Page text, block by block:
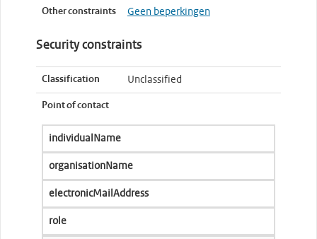
Other constraints Geen beperkingen
Security constraints
Classification Unclassified
Point of contact
individualName
organisationName
electronicMailAddress
role